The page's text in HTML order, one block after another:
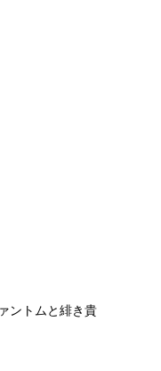
ントムと緋き貴